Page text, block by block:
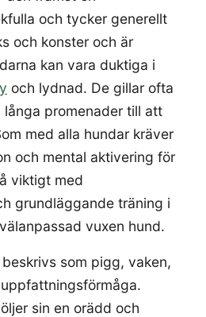
och tycker generellt
och konster och är
kan vara duktiga i
och lydnad. De gillar ofta
promenader till att
med alla hundar kräver
och mental aktivering för
viktigt med
grundläggande träning i
vuxen hund.
som pigg, vaken,
sin en orädd och